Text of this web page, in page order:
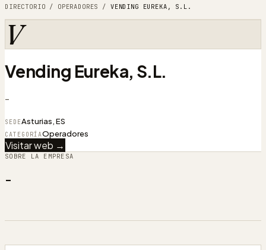
DIRECTORIO / OPERADORES / VENDING EUREKA, S.L.
V
Vending Eureka, S.L.
-
SEDEAsturias, ES
CATEGORÍAOperadores
Visitar web →
SOBRE LA EMPRESA
-